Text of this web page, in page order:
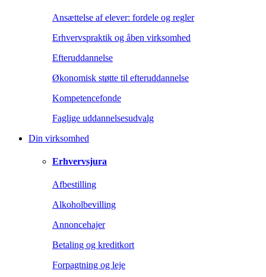
Ansættelse af elever: fordele og regler
Erhvervspraktik og åben virksomhed
Efteruddannelse
Økonomisk støtte til efteruddannelse
Kompetencefonde
Faglige uddannelsesudvalg
Din virksomhed
Erhvervsjura
Afbestilling
Alkoholbevilling
Annoncehajer
Betaling og kreditkort
Forpagtning og leje